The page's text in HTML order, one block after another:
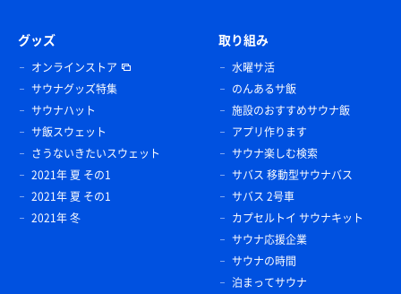
グッズ
オンラインストア
サウナグッズ特集
サウナハット
サ飯スウェット
さうないきたいスウェット
2021年 夏 その1
2021年 夏 その1
2021年 冬
取り組み
水曜サ活
のんあるサ飯
施設のおすすめサウナ飯
アプリ作ります
サウナ楽しむ検索
サバス 移動型サウナバス
サバス 2号車
カプセルトイ サウナキット
サウナ応援企業
サウナの時間
泊まってサウナ